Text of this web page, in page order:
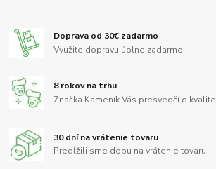
Doprava od 30€ zadarmo
Využite dopravu úplne zadarmo
8 rokov na trhu
Značka Kameník Vás presvedčí o kvalite
30 dní na vrátenie tovaru
Predĺžili sme dobu na vrátenie tovaru